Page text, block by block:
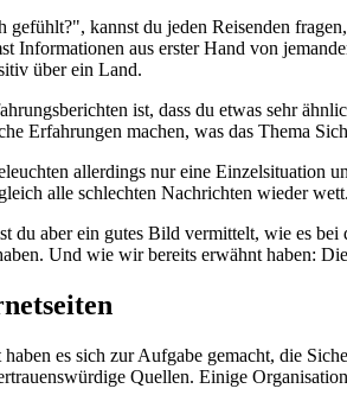
gefühlt?", kannst du jeden Reisenden
Informationen aus erster Hand von
über ein Land.
ist, dass du etwas sehr
Erfahrungen machen, was das Thema
allerdings nur eine Einzelsituation
alle schlechten Nachrichten wieder
du aber ein gutes Bild vermittelt, wie es
Und wie wir bereits erwähnt haben:
es sich zur Aufgabe gemacht, die
Quellen. Einige